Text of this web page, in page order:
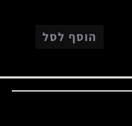
הוסף לסל